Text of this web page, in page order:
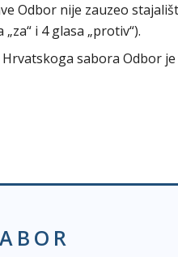
Odbor nije zauzeo
i 4 glasa „protiv“).
sabora Odbor